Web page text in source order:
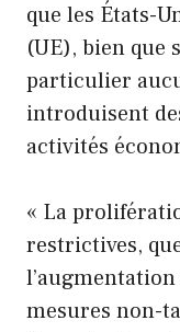
que les États-
(UE), bien que
particulier
introduisent
activités
« La
restrictives,
mesures non-